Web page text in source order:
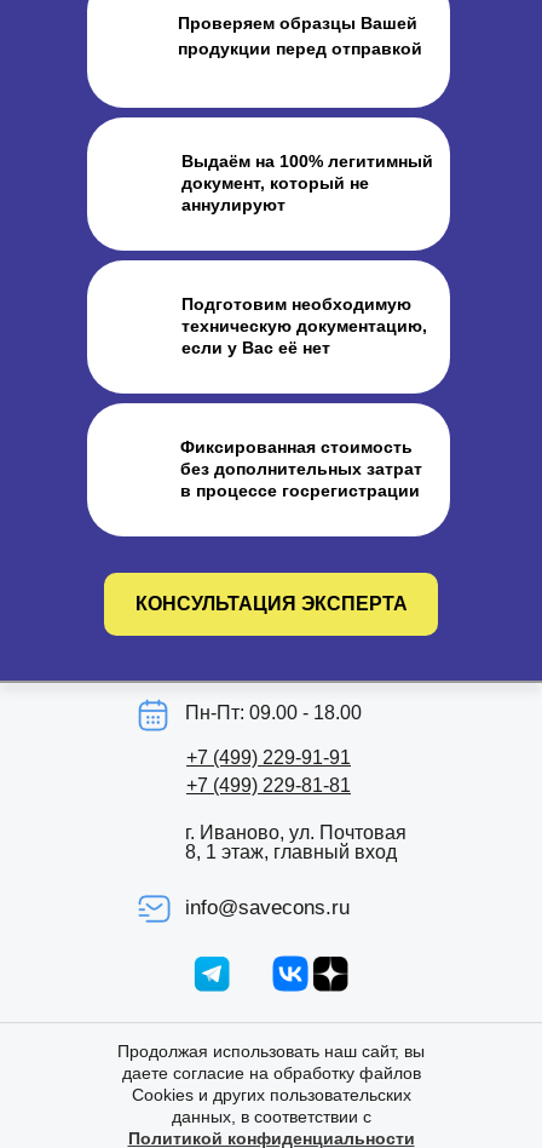
КОНСУЛЬТАЦИЯ ЭКСПЕРТА
Проверяем образцы Вашей
продукции перед отправкой
Подготовим необходимую
техническую документацию,
если у Вас её нет
Фиксированная стоимость
без дополнительных затрат
в процессе госрегистрации
Выдаём на 100% легитимный
документ, который не
аннулируют
г. Иваново, ул. Почтовая
8, 1 этаж, главный вход
+7 (499) 229-91-91
+7 (499) 229-81-81
info@savecons.ru
Продолжая использовать наш сайт, вы
даете согласие на обработку файлов
Cookies и других пользовательских
данных, в соответствии с
Политикой конфиденциальности
Пн-Пт: 09.00 - 18.00